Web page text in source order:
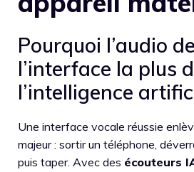
Pourquoi l’audio
l’interface la plus
l’intelligence
Une interface vocale réussie
majeur : sortir un téléphone,
puis taper. Avec des écouteurs